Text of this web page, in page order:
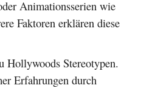
Animationsserien wie
Faktoren erklären diese
Hollywoods Stereotypen.
Erfahrungen durch